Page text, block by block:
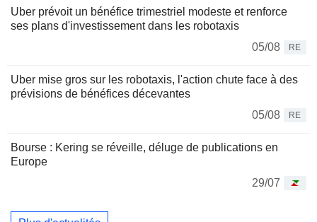
Uber prévoit un bénéfice trimestriel modeste et renforce
ses plans d'investissement dans les robotaxis
05/08
RE
Uber mise gros sur les robotaxis, l'action chute face à des
prévisions de bénéfices décevantes
05/08
RE
Bourse : Kering se réveille, déluge de publications en
Europe
29/07